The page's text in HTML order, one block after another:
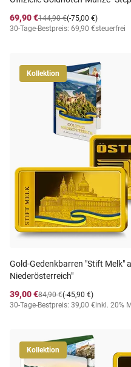
69,90 €
(-75,00 €)
144,90 €
30-Tage-Bestpreis: 69,90 €steuerfrei
Kollektion
Gold-Gedenkbarren "Stift Melk"
Niederösterreich"
39,00 €
(-45,90 €)
84,90 €
30-Tage-Bestpreis: 39,00 €inkl. 20%
Kollektion